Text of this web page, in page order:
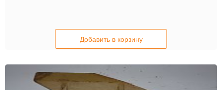
Добавить в корзину